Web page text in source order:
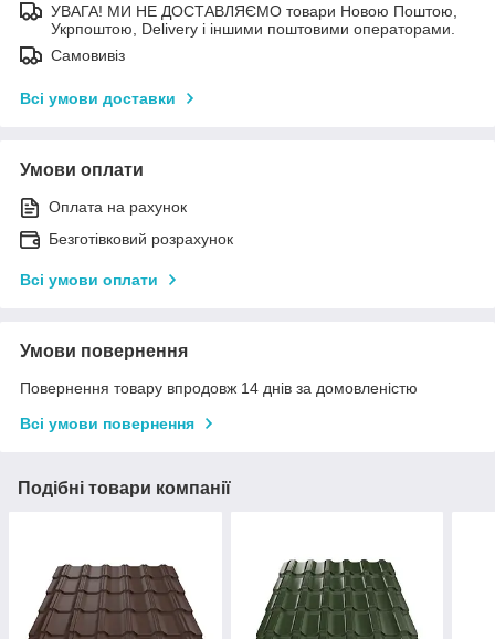
УВАГА! МИ НЕ ДОСТАВЛЯЄМО товари Новою Поштою,
Укрпоштою, Delivery і іншими поштовими операторами.
Самовивіз
Всі умови доставки
Умови оплати
Оплата на рахунок
Безготівковий розрахунок
Всі умови оплати
Умови повернення
Повернення товару впродовж 14 днів за домовленістю
Всі умови повернення
Подібні товари компанії